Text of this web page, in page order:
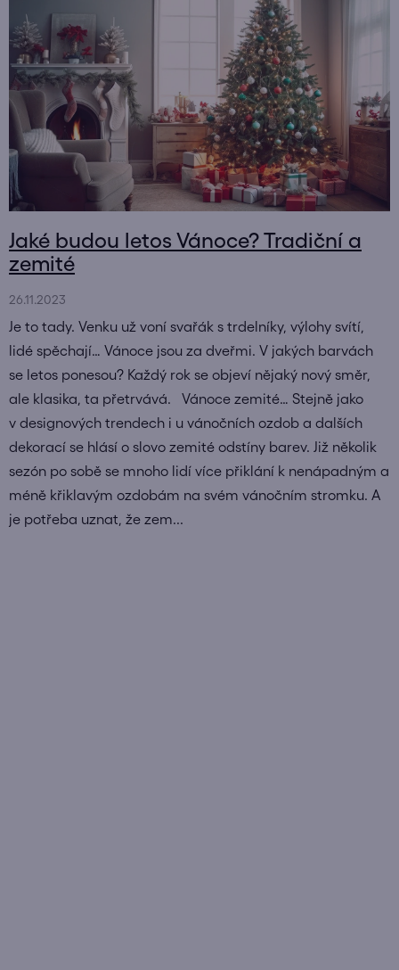
Jaké budou letos Vánoce? Tradiční a
zemité
26.11.2023
Je to tady. Venku už voní svařák s trdelníky, výlohy svítí,
lidé spěchají… Vánoce jsou za dveřmi. V jakých barvách
se letos ponesou? Každý rok se objeví nějaký nový směr,
ale klasika, ta přetrvává. Vánoce zemité… Stejně jako
v designových trendech i u vánočních ozdob a dalších
dekorací se hlásí o slovo zemité odstíny barev. Již několik
sezón po sobě se mnoho lidí více přiklání k nenápadným a
méně křiklavým ozdobám na svém vánočním stromku. A
je potřeba uznat, že zem...